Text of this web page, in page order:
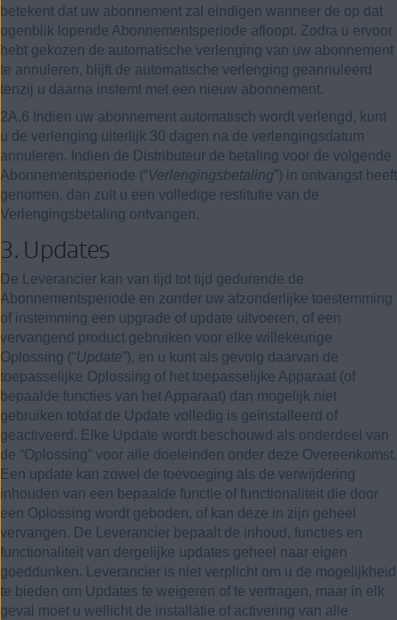
betekent dat uw abonnement zal eindigen wanneer de op dat
ogenblik lopende Abonnementsperiode afloopt. Zodra u ervoor
hebt gekozen de automatische verlenging van uw abonnement
te annuleren, blijft de automatische verlenging geannuleerd
tenzij u daarna instemt met een nieuw abonnement.
2A.6 Indien uw abonnement automatisch wordt verlengd, kunt
u de verlenging uiterlijk 30 dagen na de verlengingsdatum
annuleren. Indien de Distributeur de betaling voor de volgende
Abonnementsperiode (“Verlengingsbetaling”) in ontvangst heeft
genomen, dan zult u een volledige restitutie van de
Verlengingsbetaling ontvangen.
3. Updates
De Leverancier kan van tijd tot tijd gedurende de
Abonnementsperiode en zonder uw afzonderlijke toestemming
of instemming een upgrade of update uitvoeren, of een
vervangend product gebruiken voor elke willekeurige
Oplossing (“Update”), en u kunt als gevolg daarvan de
toepasselijke Oplossing of het toepasselijke Apparaat (of
bepaalde functies van het Apparaat) dan mogelijk niet
gebruiken totdat de Update volledig is geïnstalleerd of
geactiveerd. Elke Update wordt beschouwd als onderdeel van
de “Oplossing” voor alle doeleinden onder deze Overeenkomst.
Een update kan zowel de toevoeging als de verwijdering
inhouden van een bepaalde functie of functionaliteit die door
een Oplossing wordt geboden, of kan deze in zijn geheel
vervangen. De Leverancier bepaalt de inhoud, functies en
functionaliteit van dergelijke updates geheel naar eigen
goeddunken. Leverancier is niet verplicht om u de mogelijkheid
te bieden om Updates te weigeren of te vertragen, maar in elk
geval moet u wellicht de installatie of activering van alle